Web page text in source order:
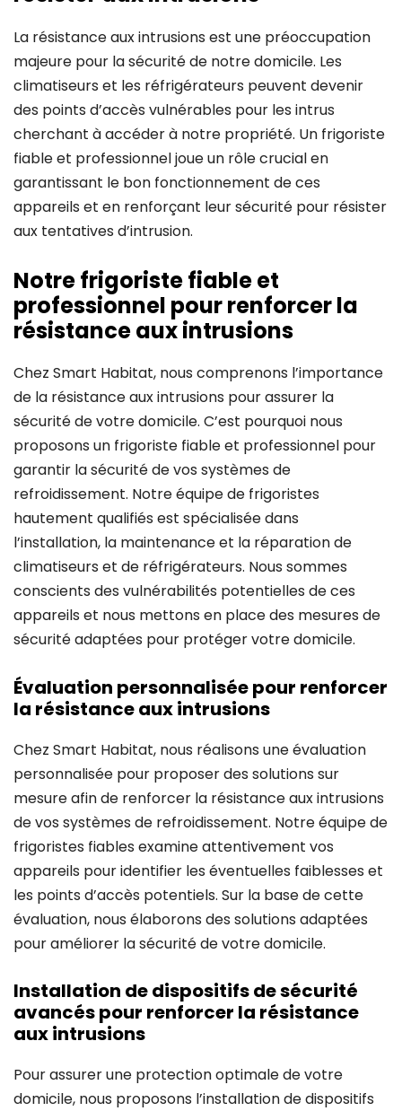
La résistance aux intrusions est une préoccupation
majeure pour la sécurité de notre domicile. Les
climatiseurs et les réfrigérateurs peuvent devenir
des points d’accès vulnérables pour les intrus
cherchant à accéder à notre propriété. Un frigoriste
fiable et professionnel joue un rôle crucial en
garantissant le bon fonctionnement de ces
appareils et en renforçant leur sécurité pour résister
aux tentatives d’intrusion.
Notre frigoriste fiable et
professionnel pour renforcer la
résistance aux intrusions
Chez Smart Habitat, nous comprenons l’importance
de la résistance aux intrusions pour assurer la
sécurité de votre domicile. C’est pourquoi nous
proposons un frigoriste fiable et professionnel pour
garantir la sécurité de vos systèmes de
refroidissement. Notre équipe de frigoristes
hautement qualifiés est spécialisée dans
l’installation, la maintenance et la réparation de
climatiseurs et de réfrigérateurs. Nous sommes
conscients des vulnérabilités potentielles de ces
appareils et nous mettons en place des mesures de
sécurité adaptées pour protéger votre domicile.
Évaluation personnalisée pour renforcer
la résistance aux intrusions
Chez Smart Habitat, nous réalisons une évaluation
personnalisée pour proposer des solutions sur
mesure afin de renforcer la résistance aux intrusions
de vos systèmes de refroidissement. Notre équipe de
frigoristes fiables examine attentivement vos
appareils pour identifier les éventuelles faiblesses et
les points d’accès potentiels. Sur la base de cette
évaluation, nous élaborons des solutions adaptées
pour améliorer la sécurité de votre domicile.
Installation de dispositifs de sécurité
avancés pour renforcer la résistance
aux intrusions
Pour assurer une protection optimale de votre
domicile, nous proposons l’installation de dispositifs